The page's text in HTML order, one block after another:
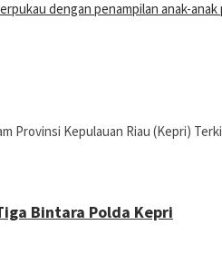
Provinsi Kepulauan Riau (Kepri)
Bintara Polda Kepri